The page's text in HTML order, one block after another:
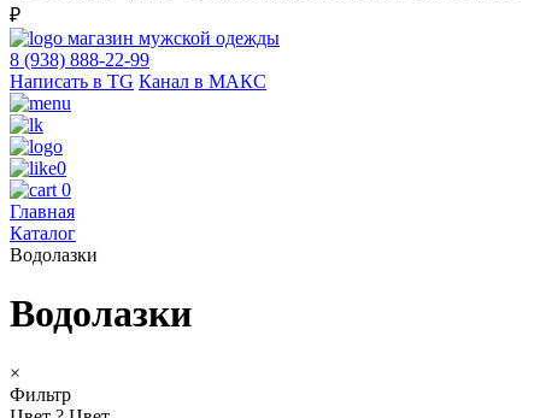
₽
магазин мужской одежды
8 (938) 888-22-99
Написать в TG Канал в МАКС
0
0
Главная
Каталог
Водолазки
Водолазки
×
Фильтр